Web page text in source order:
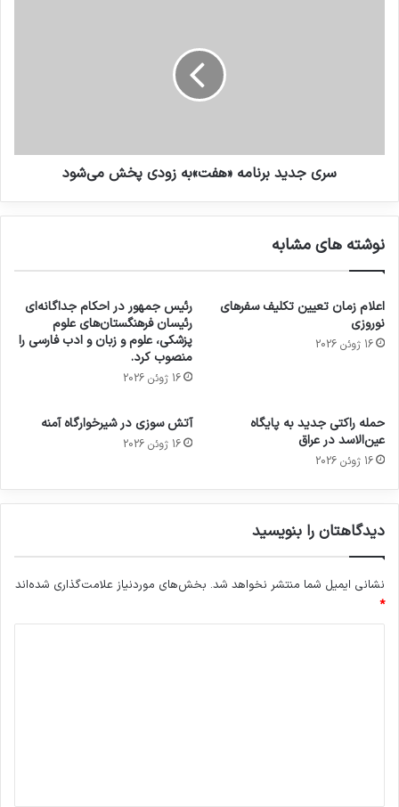
سری جدید برنامه «هفت»به زودی پخش می‌شود
نوشته های مشابه
اعلام زمان تعیین تکلیف سفرهای
نوروزی
16 ژوئن 2026
رئیس جمهور در احکام جداگانه‌ای
رئیسان فرهنگستان‌های علوم
پزشکی، علوم و زبان و ادب فارسی را
منصوب کرد.
16 ژوئن 2026
حمله راکتی جدید به پایگاه
عین‌الاسد در عراق
16 ژوئن 2026
آتش سوزی در شیرخوارگاه آمنه
16 ژوئن 2026
دیدگاهتان را بنویسید
نشانی ایمیل شما منتشر نخواهد شد. بخش‌های موردنیاز علامت‌گذاری شده‌اند
*